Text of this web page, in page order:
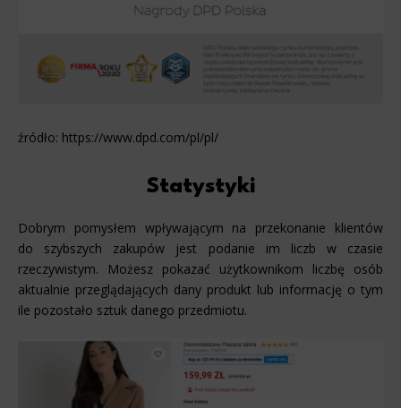
źródło: https://www.dpd.com/pl/pl/
Statystyki
Dobrym pomysłem wpływającym na przekonanie klientów
do szybszych zakupów jest podanie im liczb w czasie
rzeczywistym. Możesz pokazać użytkownikom liczbę osób
aktualnie przeglądających dany produkt lub informację o tym
ile pozostało sztuk danego przedmiotu.